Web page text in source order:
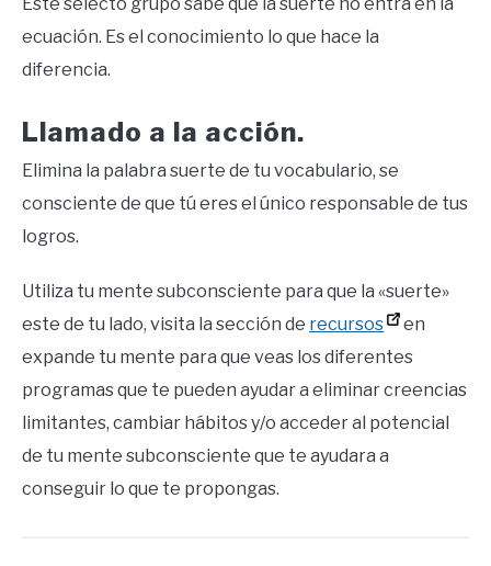
Este selecto grupo sabe que la suerte no entra en la
ecuación. Es el conocimiento lo que hace la
diferencia.
Llamado a la acción.
Elimina la palabra suerte de tu vocabulario, se
consciente de que tú eres el único responsable de tus
logros.
Utiliza tu mente subconsciente para que la «suerte»
este de tu lado, visita la sección de recursos
en
expande tu mente para que veas los diferentes
programas que te pueden ayudar a eliminar creencias
limitantes, cambiar hábitos y/o acceder al potencial
de tu mente subconsciente que te ayudara a
conseguir lo que te propongas.